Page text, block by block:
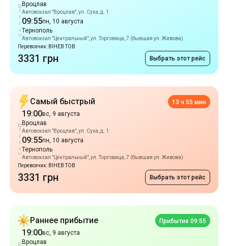
Вроцлав
Автовокзал "Вроцлав", ул. Суха, д. 1
09:55пн, 10 августа
Тернополь
Автовокзал "Центральный", ул. Торговица, 7 (бывшая ул. Живова)
Перевозчик: ВІНЕВ ТОВ
3331 грн Выбрать этот рейс
Самый быстрый 13 ч 55 мин
19:00вс, 9 августа
Вроцлав
Автовокзал "Вроцлав", ул. Суха, д. 1
09:55пн, 10 августа
Тернополь
Автовокзал "Центральный", ул. Торговица, 7 (бывшая ул. Живова)
Перевозчик: ВІНЕВ ТОВ
3331 грн Выбрать этот рейс
Раннее прибытие Прибытие 09:55
19:00вс, 9 августа
Вроцлав